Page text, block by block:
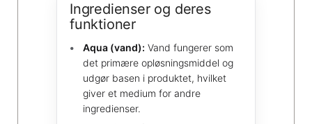
Ingredienser og deres
funktioner
Aqua (vand): Vand fungerer som
det primære opløsningsmiddel og
udgør basen i produktet, hvilket
giver et medium for andre
ingredienser.